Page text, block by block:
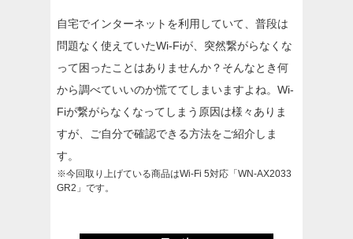
自宅でインターネットを利用していて、普段は
問題なく使えていたWi-Fiが、突然繋がらなくな
って困ったことはありませんか？そんなとき何
から調べていいのか慌ててしまいますよね。Wi-
Fiが繋がらなくなってしまう原因は様々ありま
すが、ご自分で確認できる方法をご紹介しま
す。
※今回取り上げている商品はWi-Fi 5対応「WN-AX2033
GR2」です。